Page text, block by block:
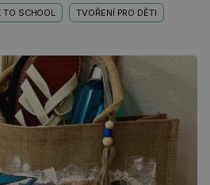
TO SCHOOL TVOŘENÍ PRO DĚTI